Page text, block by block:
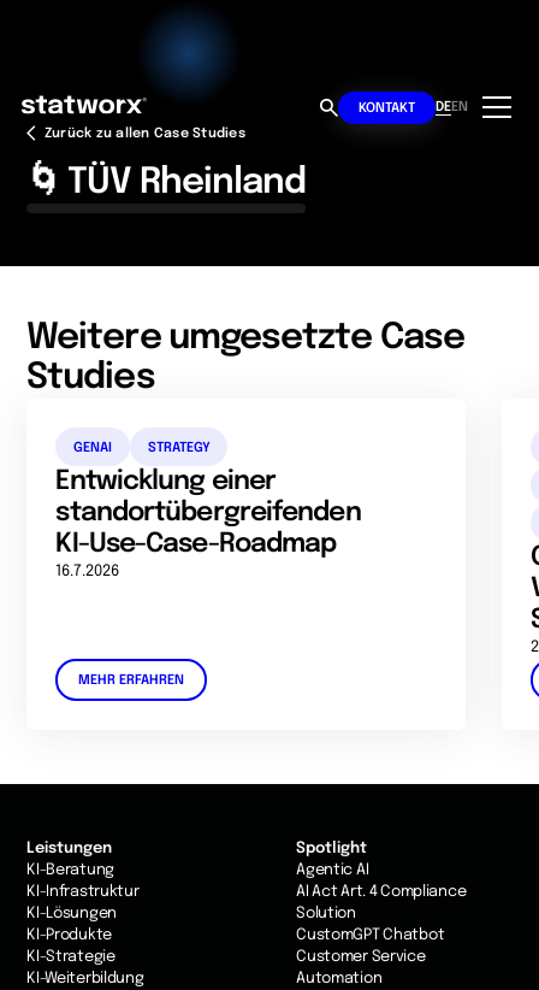
KONTAKT DEEN
Zurück zu allen Case Studies
🌀 TÜV Rheinland
Weitere umgesetzte Case
Studies
GENAI STRATEGY
Entwicklung einer
standortübergreifenden
KI-Use-Case-Roadmap
16.7.2026
MEHR ERFAHREN
Leistungen
KI-Beratung
KI-Infrastruktur
KI-Lösungen
KI-Produkte
KI-Strategie
KI-Weiterbildung
Spotlight
Agentic AI
AI Act Art. 4 Compliance
Solution
CustomGPT Chatbot
Customer Service
Automation